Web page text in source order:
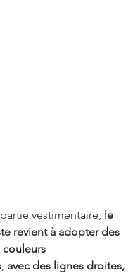
vestimentaire, le
revient à adopter des
couleurs
, avec des lignes droites,